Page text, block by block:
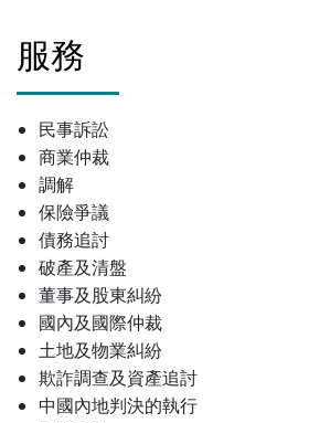
服務
民事訴訟
商業仲裁
調解
保險爭議
債務追討
破產及清盤
董事及股東糾紛
國內及國際仲裁
土地及物業糾紛
欺詐調查及資產追討
中國內地判決的執行